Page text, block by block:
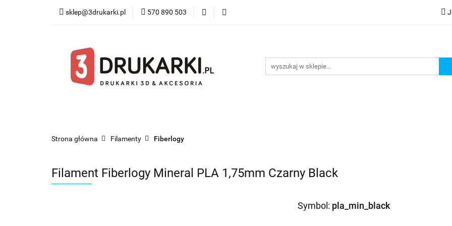
sklep@3drukarki.pl 570 890 503
Blog Bestsellery
Strona główna Filamenty Fiberlogy
Filament Fiberlogy Mineral PLA 1,75mm Czarny Black
Symbol: pla_min_black